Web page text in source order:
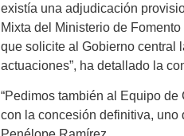
existía una adjudicación
Mixta del Ministerio de
que solicite al Gobierno central
actuaciones”, ha detallado la
“Pedimos también al Equipo
con la concesión definitiva, uno